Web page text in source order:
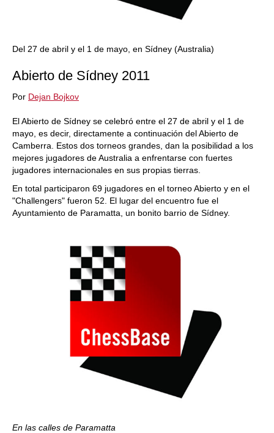
Del 27 de abril y el 1 de mayo, en Sídney (Australia)
Abierto de Sídney 2011
Por Dejan Bojkov
El Abierto de Sídney se celebró entre el 27 de abril y el 1 de
mayo, es decir, directamente a continuación del Abierto de
Camberra. Estos dos torneos grandes, dan la posibilidad a los
mejores jugadores de Australia a enfrentarse con fuertes
jugadores internacionales en sus propias tierras.
En total participaron 69 jugadores en el torneo Abierto y en el
"Challengers" fueron 52. El lugar del encuentro fue el
Ayuntamiento de Paramatta, un bonito barrio de Sídney.
En las calles de Paramatta